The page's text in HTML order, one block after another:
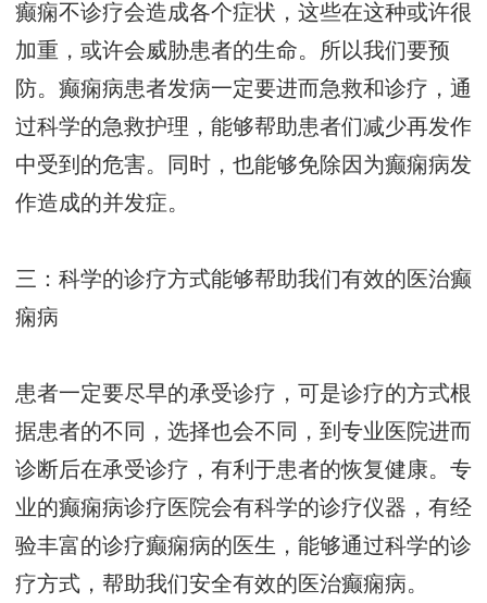
癫痫不诊疗会造成各个症状，这些在这种或许很
加重，或许会威胁患者的生命。所以我们要预
防。癫痫病患者发病一定要进而急救和诊疗，通
过科学的急救护理，能够帮助患者们减少再发作
中受到的危害。同时，也能够免除因为癫痫病发
作造成的并发症。
三：科学的诊疗方式能够帮助我们有效的医治癫
痫病
患者一定要尽早的承受诊疗，可是诊疗的方式根
据患者的不同，选择也会不同，到专业医院进而
诊断后在承受诊疗，有利于患者的恢复健康。专
业的癫痫病诊疗医院会有科学的诊疗仪器，有经
验丰富的诊疗癫痫病的医生，能够通过科学的诊
疗方式，帮助我们安全有效的医治癫痫病。